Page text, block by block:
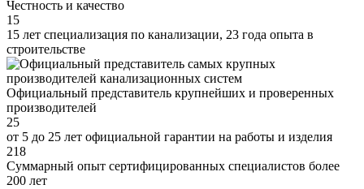
Честность и качество
15
15 лет специализация по канализации, 23 года опыта в
строительстве
Официальный представитель крупнейших и проверенных
производителей
25
от 5 до 25 лет официальной гарантии на работы и изделия
218
Суммарный опыт сертифицированных специалистов более
200 лет